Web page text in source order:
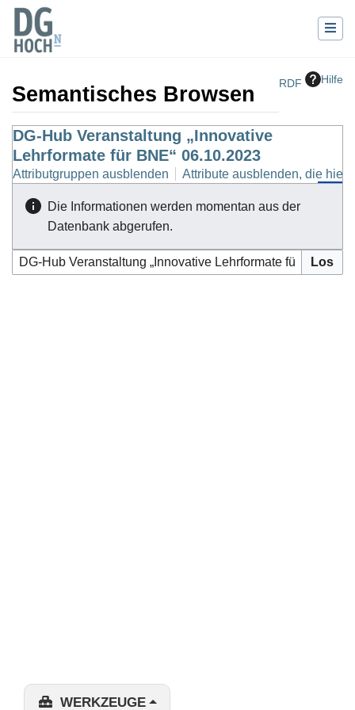
RDF Hilfe
Semantisches Browsen
Wechseln zu:Navigation,Suche
DG-Hub Veranstaltung „Innovative
Lehrformate für BNE“ 06.10.2023
Attributgruppen ausblenden Attribute ausblenden, die
Die Informationen werden momentan aus der
Datenbank abgerufen.
WERKZEUGE